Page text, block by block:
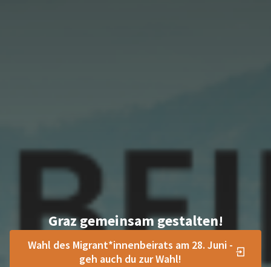
Graz gemeinsam gestalten!
Wahl des Migrant*innenbeirats am 28. Juni -
geh auch du zur Wahl!